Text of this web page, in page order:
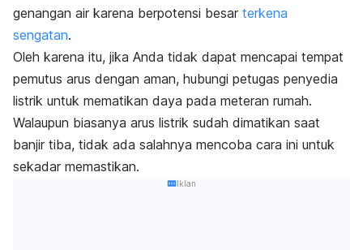
genangan air karena berpotensi besar terkena
sengatan.
Oleh karena itu, jika Anda tidak dapat mencapai tempat
pemutus arus dengan aman, hubungi petugas penyedia
listrik untuk mematikan daya pada meteran rumah.
Walaupun biasanya arus listrik sudah dimatikan saat
banjir tiba, tidak ada salahnya mencoba cara ini untuk
sekadar memastikan.
Iklan